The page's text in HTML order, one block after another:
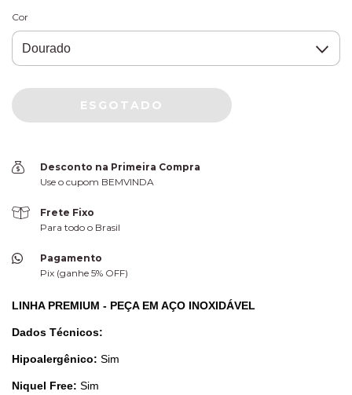
Cor
Desconto na Primeira Compra
Use o cupom BEMVINDA
Frete Fixo
Para todo o Brasil
Pagamento
Pix (ganhe 5% OFF)
LINHA PREMIUM - PEÇA EM AÇO INOXIDÁVEL
Dados Técnicos:
Hipoalergênico: Sim
Niquel Free: Sim